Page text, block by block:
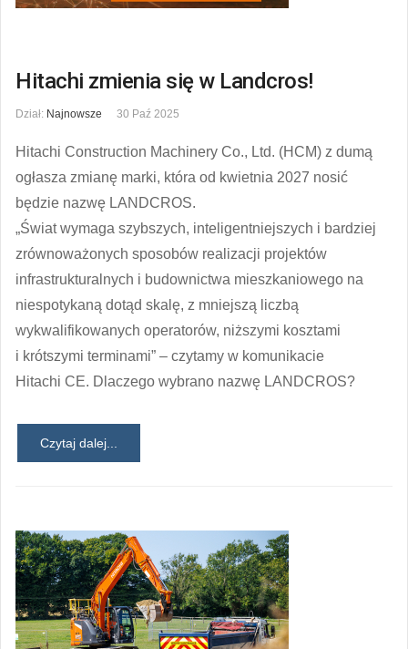
Hitachi zmienia się w Landcros!
Dział: Najnowsze 30 Paź 2025
Hitachi Construction Machinery Co., Ltd. (HCM) z dumą
ogłasza zmianę marki, która od kwietnia 2027 nosić
będzie nazwę LANDCROS.
„Świat wymaga szybszych, inteligentniejszych i bardziej
zrównoważonych sposobów realizacji projektów
infrastrukturalnych i budownictwa mieszkaniowego na
niespotykaną dotąd skalę, z mniejszą liczbą
wykwalifikowanych operatorów, niższymi kosztami
i krótszymi terminami” – czytamy w komunikacie
Hitachi CE. Dlaczego wybrano nazwę LANDCROS?
Czytaj dalej...